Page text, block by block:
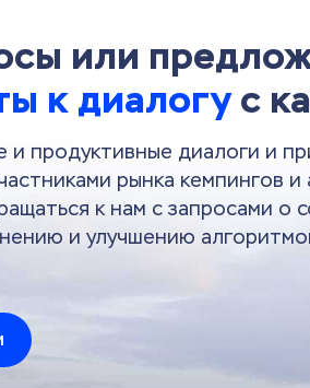
или
к диалогус
продуктивные диалоги и
рынка кемпингов и
к нам с запросами о
и улучшению